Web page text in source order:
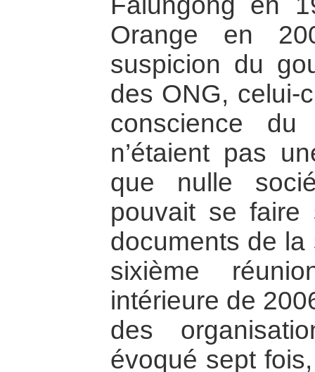
Orange en
suspicion du
des ONG, celui-
conscience
n’étaient pas
que nulle
pouvait se faire
documents de
sixième
intérieure de
des
évoqué sept